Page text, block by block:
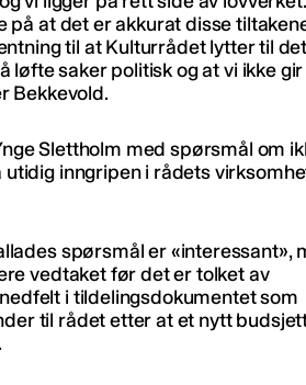
på at det er akkurat disse
til at Kulturrådet lytter til
løfte saker politisk og at vi ikke
Bekkevold.
Slettholm med spørsmål om
utidig inngripen i rådets
spørsmål er «interessant»,
vedtaket før det er tolket av
i tildelingsdokumentet som
til rådet etter at et nytt